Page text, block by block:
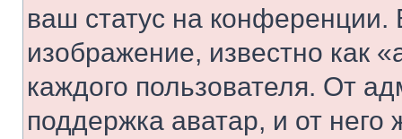
ваш статус на
изображение, известно как
каждого пользователя. От
поддержка аватар, и от него